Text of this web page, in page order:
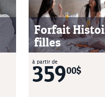
Forfait
filles
à partir de
35900$